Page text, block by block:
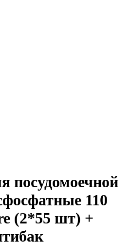
посудомоечной
110
(2*55 шт) +